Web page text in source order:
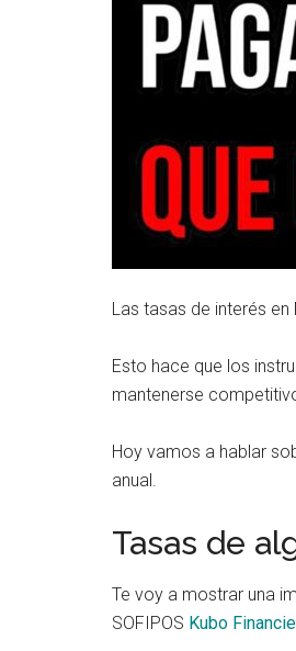
Las tasas de interés
Esto hace que los
mantenerse
Hoy vamos a hablar
anual.
Tasas de
Te voy a mostrar una
SOFIPOS Kubo